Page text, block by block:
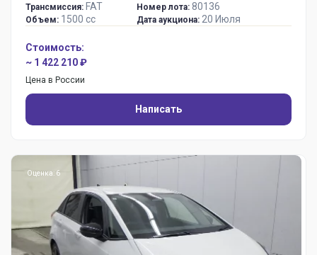
Трансмиссия: FAT
Объем: 1500 сс
Номер лота: 80136
Дата аукциона: 20 Июля
Стоимость:
~ 1 422 210 ₽
Цена в России
Написать
Оценка: 6